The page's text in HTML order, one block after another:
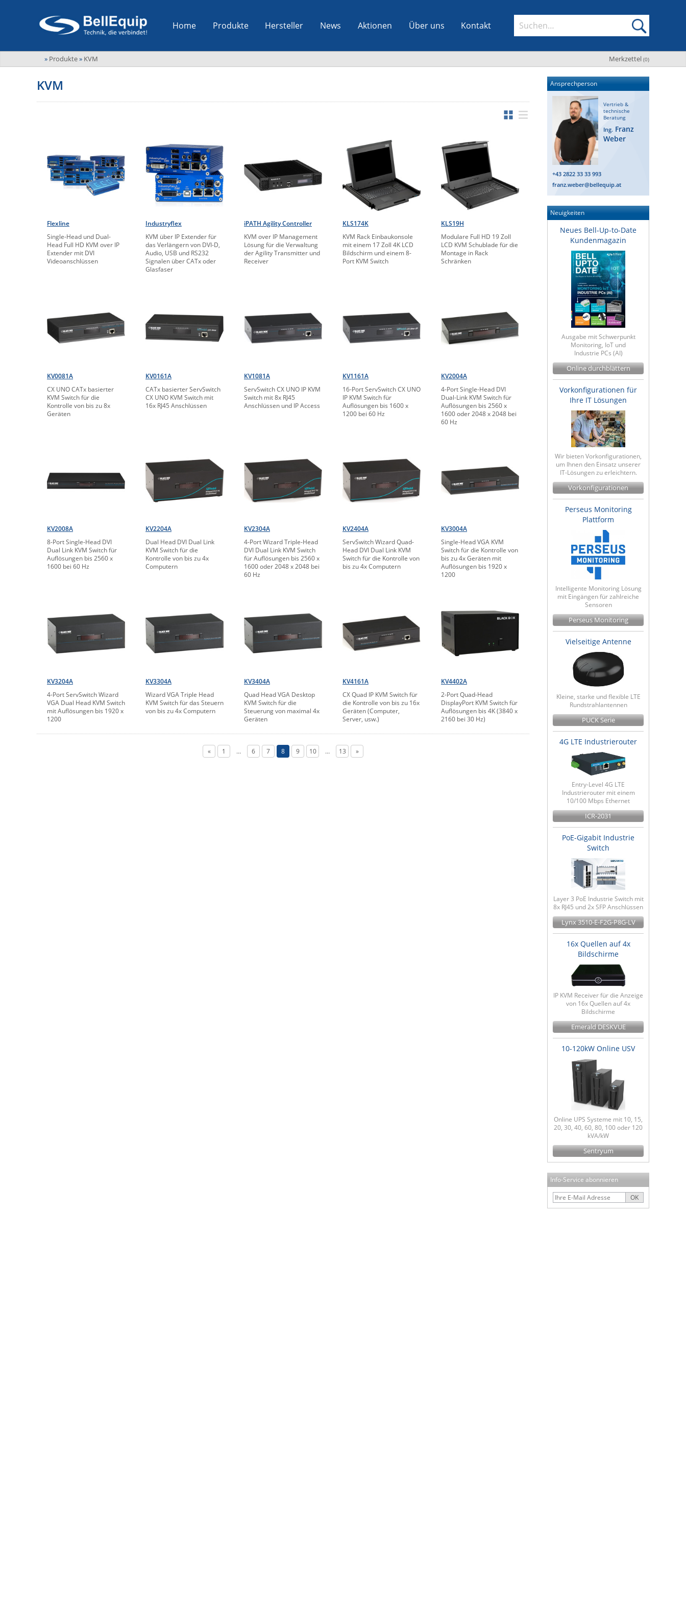
Home Produkte Hersteller News Aktionen Über uns Kontakt
Merkzettel (0)
» Produkte» KVM
KVM
Flexline
Single-Head und Dual-
Head Full HD KVM over IP
Extender mit DVI
Videoanschlüssen
Industryflex
KVM über IP Extender für
das Verlängern von DVI-D,
Audio, USB und RS232
Signalen über CATx oder
Glasfaser
iPATH Agility Controller
KVM over IP Management
Lösung für die Verwaltung
der Agility Transmitter und
Receiver
KLS174K
KVM Rack Einbaukonsole
mit einem 17 Zoll 4K LCD
Bildschirm und einem 8-
Port KVM Switch
KLS19H
Modulare Full HD 19 Zoll
LCD KVM Schublade für die
Montage in Rack
Schränken
KV0081A
CX UNO CATx basierter
KVM Switch für die
Kontrolle von bis zu 8x
Geräten
KV0161A
CATx basierter ServSwitch
CX UNO KVM Switch mit
16x RJ45 Anschlüssen
KV1081A
ServSwitch CX UNO IP KVM
Switch mit 8x RJ45
Anschlüssen und IP Access
KV1161A
16-Port ServSwitch CX UNO
IP KVM Switch für
Auflösungen bis 1600 x
1200 bei 60 Hz
KV2004A
4-Port Single-Head DVI
Dual-Link KVM Switch für
Auflösungen bis 2560 x
1600 oder 2048 x 2048 bei
60 Hz
KV2008A
8-Port Single-Head DVI
Dual Link KVM Switch für
Auflösungen bis 2560 x
1600 bei 60 Hz
KV2204A
Dual Head DVI Dual Link
KVM Switch für die
Kontrolle von bis zu 4x
Computern
KV2304A
4-Port Wizard Triple-Head
DVI Dual Link KVM Switch
für Auflösungen bis 2560 x
1600 oder 2048 x 2048 bei
60 Hz
KV2404A
ServSwitch Wizard Quad-
Head DVI Dual Link KVM
Switch für die Kontrolle von
bis zu 4x Computern
KV3004A
Single-Head VGA KVM
Switch für die Kontrolle von
bis zu 4x Geräten mit
Auflösungen bis 1920 x
1200
KV3204A
4-Port ServSwitch Wizard
VGA Dual Head KVM Switch
mit Auflösungen bis 1920 x
1200
KV3304A
Wizard VGA Triple Head
KVM Switch für das Steuern
von bis zu 4x Computern
KV3404A
Quad Head VGA Desktop
KVM Switch für die
Steuerung von maximal 4x
Geräten
KV4161A
CX Quad IP KVM Switch für
die Kontrolle von bis zu 16x
Geräten (Computer,
Server, usw.)
KV4402A
2-Port Quad-Head
DisplayPort KVM Switch für
Auflösungen bis 4K (3840 x
2160 bei 30 Hz)
« 1 … 6 7 8 9 10 … 13 »
Ansprechperson
Vertrieb &
technische
Beratung
Ing. Franz
Weber
+43 2822 33 33 993
franz.weber@bellequip.at
Neuigkeiten
Neues Bell-Up-to-Date
Kundenmagazin
Ausgabe mit Schwerpunkt
Monitoring, IoT und
Industrie PCs (AI)
Online durchblättern
Vorkonfigurationen für
Ihre IT Lösungen
Wir bieten Vorkonfigurationen,
um Ihnen den Einsatz unserer
IT-Lösungen zu erleichtern.
Vorkonfigurationen
Perseus Monitoring
Plattform
Intelligente Monitoring Lösung
mit Eingängen für zahlreiche
Sensoren
Perseus Monitoring
Vielseitige Antenne
Kleine, starke und flexible LTE
Rundstrahlantennen
PUCK Serie
4G LTE Industrierouter
Entry-Level 4G LTE
Industrierouter mit einem
10/100 Mbps Ethernet
ICR-2031
PoE-Gigabit Industrie
Switch
Layer 3 PoE Industrie Switch mit
8x RJ45 und 2x SFP Anschlüssen
Lynx 3510-E-F2G-P8G-LV
16x Quellen auf 4x
Bildschirme
IP KVM Receiver für die Anzeige
von 16x Quellen auf 4x
Bildschirme
Emerald DESKVUE
10-120kW Online USV
Online UPS Systeme mit 10, 15,
20, 30, 40, 60, 80, 100 oder 120
kVA/kW
Sentryum
Info-Service abonnieren
OK